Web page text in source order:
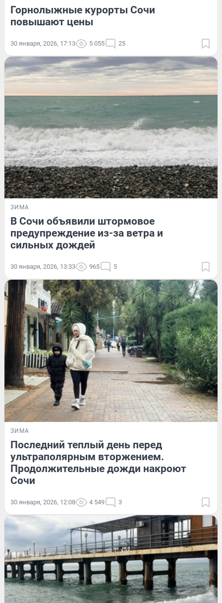
Горнолыжные курорты Сочи
повышают цены
30 января, 2026, 17:13 5 055 25
ЗИМА
В Сочи объявили штормовое
предупреждение из-за ветра и
сильных дождей
30 января, 2026, 13:33 965 5
ЗИМА
Последний теплый день перед
ультраполярным вторжением.
Продолжительные дожди накроют
Сочи
30 января, 2026, 12:08 4 549 3